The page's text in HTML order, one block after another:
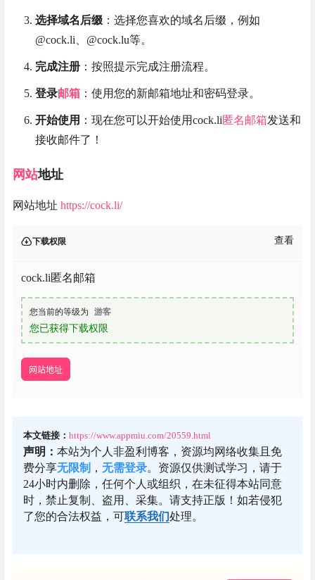
选择域名后缀 ：选择您喜欢的域名后缀，例如
@cock.li、@cock.lu等。
完成注册 ：按照提示完成注册流程。
登录邮箱 ：使用您的新邮箱地址和密码登录。
开始使用 ：现在您可以开始使用cock.li匿名邮箱发送和
接收邮件了！
网站地址
网站地址 https://cock.li/
下载权限 查看
cock.li匿名邮箱
您当前的等级为 游客
您已获得下载权限
网站地址
本文链接： https://www.appmiu.com/20559.html
声明： 本站为个人非盈利博客，资源均网络收集且免
费分享无限制 ， 无需登录。资源仅供测试学习，请于
24小时内删除，任何个人或组织，在未征得本站同意
时，禁止复制、盗用、采集。请支持正版！如若侵犯
了您的合法权益，可联系我们处理。